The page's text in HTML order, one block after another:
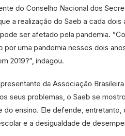
do Conselho Nacional dos
a realização do Saeb a cada
ser afetado pela pandemia.
por uma pandemia nesses dois
2019?”, indagou.
da Associação
seus problemas, o Saeb se
do ensino. Ele defende,
e a desigualdade de